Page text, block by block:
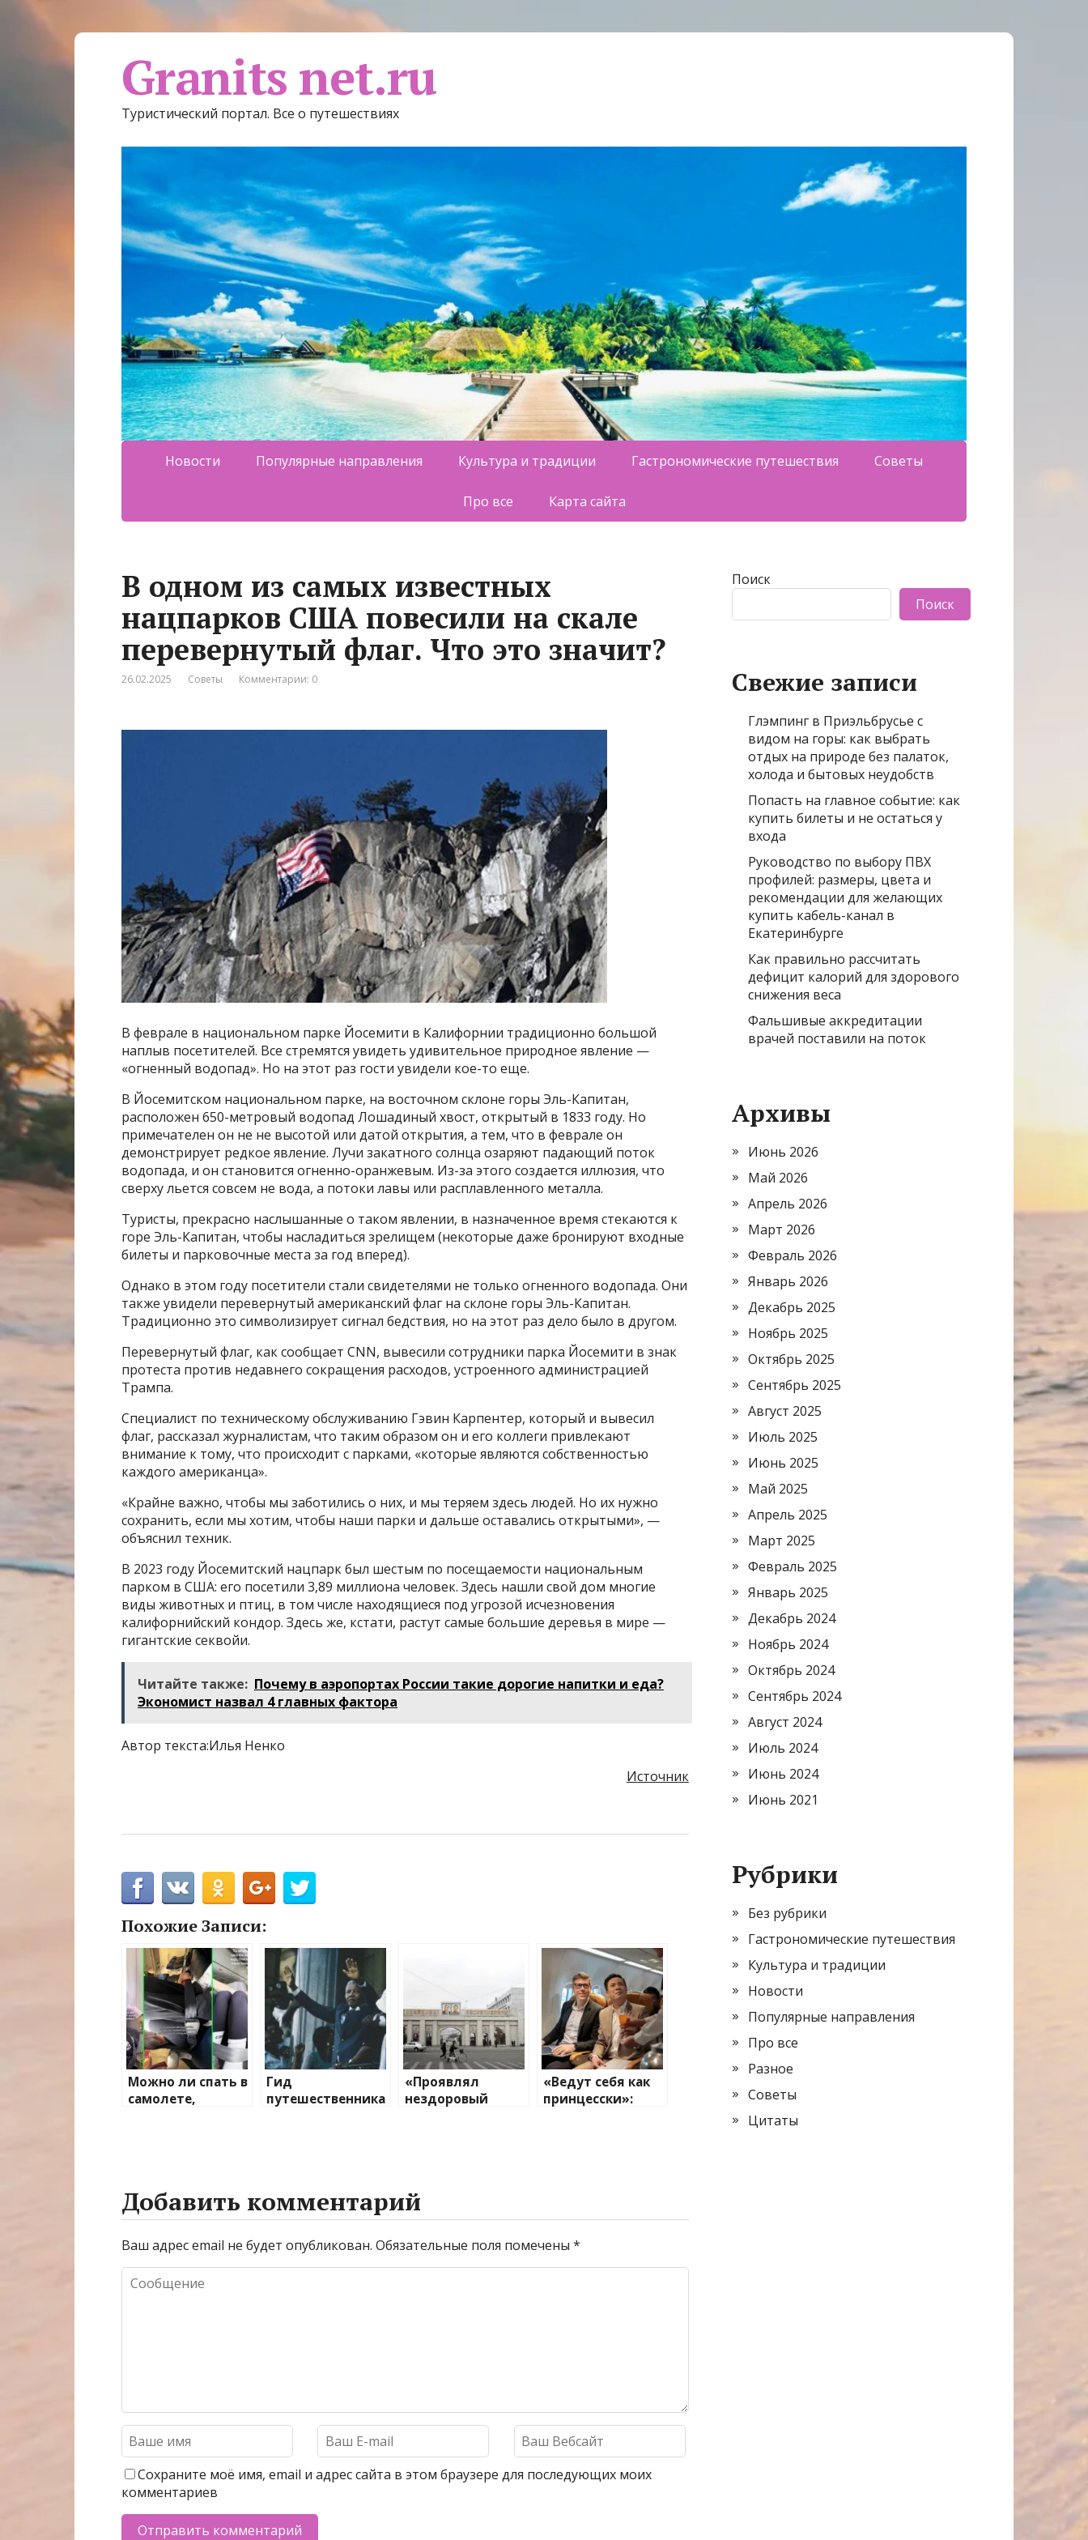
Granits net.ru
Туристический портал. Все о путешествиях
Новости Популярные направления Культура и традиции Гастрономические путешествия Советы
Про все Карта сайта
В одном из самых известных
нацпарков США повесили на скале
перевернутый флаг. Что это значит?
26.02.2025 Советы Комментарии: 0
В феврале в национальном парке Йосемити в Калифорнии традиционно большой
наплыв посетителей. Все стремятся увидеть удивительное природное явление —
«огненный водопад». Но на этот раз гости увидели кое-то еще.
В Йосемитском национальном парке, на восточном склоне горы Эль-Капитан,
расположен 650-метровый водопад Лошадиный хвост, открытый в 1833 году. Но
примечателен он не не высотой или датой открытия, а тем, что в феврале он
демонстрирует редкое явление. Лучи закатного солнца озаряют падающий поток
водопада, и он становится огненно-оранжевым. Из-за этого создается иллюзия, что
сверху льется совсем не вода, а потоки лавы или расплавленного металла.
Туристы, прекрасно наслышанные о таком явлении, в назначенное время стекаются к
горе Эль-Капитан, чтобы насладиться зрелищем (некоторые даже бронируют входные
билеты и парковочные места за год вперед).
Однако в этом году посетители стали свидетелями не только огненного водопада. Они
также увидели перевернутый американский флаг на склоне горы Эль-Капитан.
Традиционно это символизирует сигнал бедствия, но на этот раз дело было в другом.
Перевернутый флаг, как сообщает CNN, вывесили сотрудники парка Йосемити в знак
протеста против недавнего сокращения расходов, устроенного администрацией
Трампа.
Специалист по техническому обслуживанию Гэвин Карпентер, который и вывесил
флаг, рассказал журналистам, что таким образом он и его коллеги привлекают
внимание к тому, что происходит с парками, «которые являются собственностью
каждого американца».
«Крайне важно, чтобы мы заботились о них, и мы теряем здесь людей. Но их нужно
сохранить, если мы хотим, чтобы наши парки и дальше оставались открытыми», —
объяснил техник.
В 2023 году Йосемитский нацпарк был шестым по посещаемости национальным
парком в США: его посетили 3,89 миллиона человек. Здесь нашли свой дом многие
виды животных и птиц, в том числе находящиеся под угрозой исчезновения
калифорнийский кондор. Здесь же, кстати, растут самые большие деревья в мире —
гигантские секвойи.
Читайте также: Почему в аэропортах России такие дорогие напитки и еда?
Экономист назвал 4 главных фактора
Автор текста:Илья Ненко
Источник
Похожие Записи:
Можно ли спать в
самолете,
Гид
путешественника
«Проявлял
нездоровый
спецслужб?
«Ведут себя как
принцесски»:
Добавить комментарий
Ваш адрес email не будет опубликован. Обязательные поля помечены *
Сохраните моё имя, email и адрес сайта в этом браузере для последующих моих
комментариев
Поиск
Поиск
Свежие записи
Глэмпинг в Приэльбрусье с
видом на горы: как выбрать
отдых на природе без палаток,
холода и бытовых неудобств
Попасть на главное событие: как
купить билеты и не остаться у
входа
Руководство по выбору ПВХ
профилей: размеры, цвета и
рекомендации для желающих
купить кабель-канал в
Екатеринбурге
Как правильно рассчитать
дефицит калорий для здорового
снижения веса
Фальшивые аккредитации
врачей поставили на поток
Архивы
Июнь 2026
Май 2026
Апрель 2026
Март 2026
Февраль 2026
Январь 2026
Декабрь 2025
Ноябрь 2025
Октябрь 2025
Сентябрь 2025
Август 2025
Июль 2025
Июнь 2025
Май 2025
Апрель 2025
Март 2025
Февраль 2025
Январь 2025
Декабрь 2024
Ноябрь 2024
Октябрь 2024
Сентябрь 2024
Август 2024
Июль 2024
Июнь 2024
Июнь 2021
Рубрики
Без рубрики
Гастрономические путешествия
Культура и традиции
Новости
Популярные направления
Про все
Разное
Советы
Цитаты